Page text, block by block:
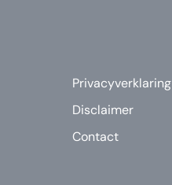
Privacyverklaring
Disclaimer
Contact